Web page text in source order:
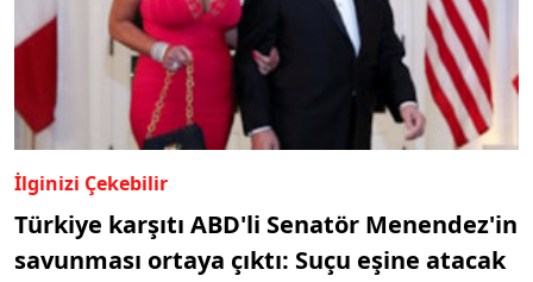
İlginizi Çekebilir
Türkiye karşıtı ABD'li Senatör Menendez'in
savunması ortaya çıktı: Suçu eşine atacak